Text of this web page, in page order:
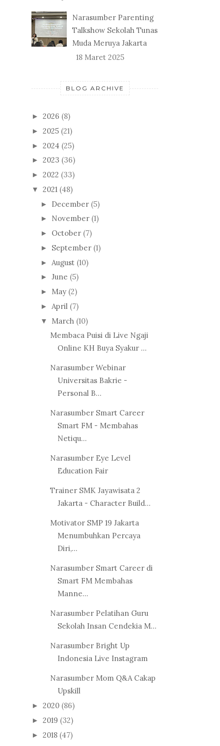
Narasumber Parenting
Talkshow Sekolah Tunas
Muda Meruya Jakarta
18 Maret 2025
BLOG ARCHIVE
► 2026 (8)
► 2025 (21)
► 2024 (25)
► 2023 (36)
► 2022 (33)
▼ 2021 (48)
► December (5)
► November (1)
► October (7)
► September (1)
► August (10)
► June (5)
► May (2)
► April (7)
▼ March (10)
Membaca Puisi di Live Ngaji
Online KH Buya Syakur ...
Narasumber Webinar
Universitas Bakrie -
Personal B...
Narasumber Smart Career
Smart FM - Membahas
Netiqu...
Narasumber Eye Level
Education Fair
Trainer SMK Jayawisata 2
Jakarta - Character Build...
Motivator SMP 19 Jakarta
Menumbuhkan Percaya
Diri,...
Narasumber Smart Career di
Smart FM Membahas
Manne...
Narasumber Pelatihan Guru
Sekolah Insan Cendekia M...
Narasumber Bright Up
Indonesia Live Instagram
Narasumber Mom Q&A Cakap
Upskill
► 2020 (86)
► 2019 (32)
► 2018 (47)